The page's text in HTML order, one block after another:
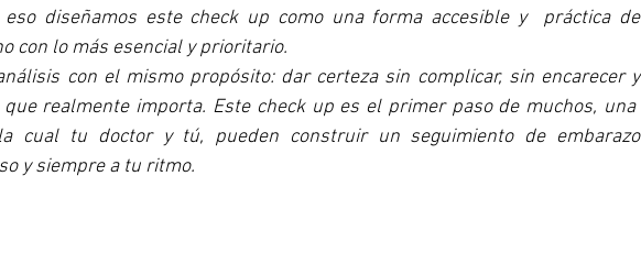
diseñamos este check up como una forma accesible y  práctica de
con lo más esencial y prioritario.
con el mismo propósito: dar certeza sin complicar, sin encarecer y
realmente importa. Este check up es el primer paso de muchos, una
cual tu doctor y tú, pueden construir un seguimiento de embarazo
y siempre a tu ritmo.